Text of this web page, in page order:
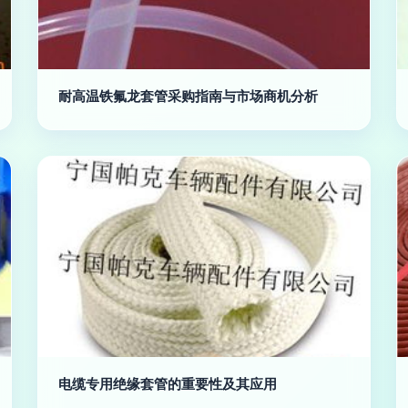
耐高温铁氟龙套管采购指南与市场商机分析
电缆专用绝缘套管的重要性及其应用